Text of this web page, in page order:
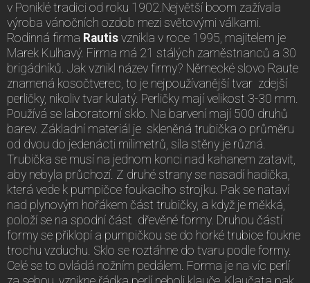
v Poniklé tradici od roku 1902.Největší boom zažívala
výroba vánočních ozdob mezi světovými válkami.
Rodinná firma Rautis vznikla v roce 1995, majitelem je
Marek Kulhavý. Firma má 21 stálých zaměstnanců a 30
brigádníků. Jak vznikl název firmy? Německé slovo Raute
znamená kosočtverec, to je nejpoužívanější tvar zdejší
perličky, nikoliv tvar kulatý. Perličky mají velikost 3-30 mm.
Používá se laboratorní sklo. Na barvení mají 500 druhů
barev. Základní materiál je skleněná trubička o průměru
od dvou do jedenácti milimetrů, síla stěny je různá.
Trubička se musí na jednom konci nad kahanem zatavit,
aby nebyla průchozí. Z druhé strany se nasadí hadička,
která vede k pumpičce foukacího strojku. Pak se nataví
nad plynovým hořákem část trubičky, a když je měkká,
položí se na spodní část dřevěné formy. Druhou částí
formy se přiklopí a pumpičkou se do horké trubice foukne
trochu vzduchu. Sklo se roztáhne do tvaru podle formy.
Celé se to ovládá nožním pedálem. Forma je na víc perlí